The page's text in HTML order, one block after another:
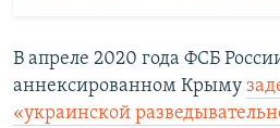
В апреле 2020 года ФСБ
аннексированном Крыму
«украинской